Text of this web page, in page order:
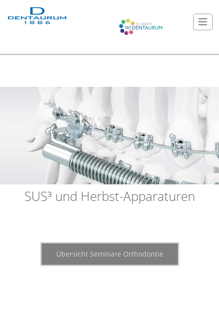
SUS³ und Herbst-Apparaturen
Übersicht Seminare Orthodontie